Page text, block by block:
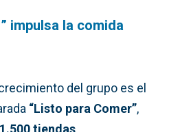
impulsa la comida
del grupo es el
“Listo para Comer”,
1.500 tiendas.